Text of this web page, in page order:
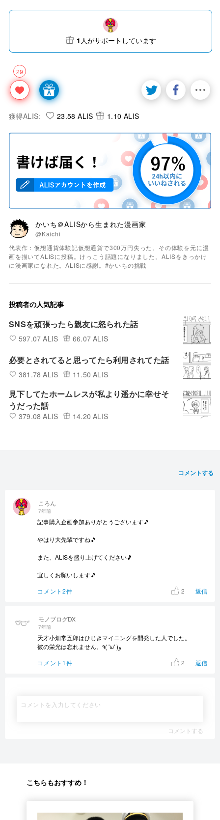
29
1 人がサポートしています
獲得ALIS: 23.58 ALIS 1.10 ALIS
かいち＠ALISから生まれた漫画家
@Kaichi
代表作：仮想通貨体験記仮想通貨で300万円失った。その体験を元に漫
画を描いてALISに投稿。けっこう話題になりました。ALISをきっかけ
に漫画家になれた。ALISに感謝。#かいちの挑戦
投稿者の人気記事
SNSを頑張ったら親友に怒られた話
597.07 ALIS 66.07 ALIS
必要とされてると思ってたら利用されてた話
381.78 ALIS 11.50 ALIS
見下してたホームレスが私より遥かに幸せそ
うだった話
379.08 ALIS 14.20 ALIS
コメントする
モノブログDX
7年前
天才小畑常五郎はひじきマイニングを開発した人でした。
彼の栄光は忘れません。٩( 'ω' )و
コメント1件
2 返信
ころん
7年前
記事購入企画参加ありがとうございます🎵
やはり大先輩ですね🎵
また、ALISを盛り上げてください🎵
宜しくお願いします🎵
コメント2件
2 返信
コメントする
こちらもおすすめ！